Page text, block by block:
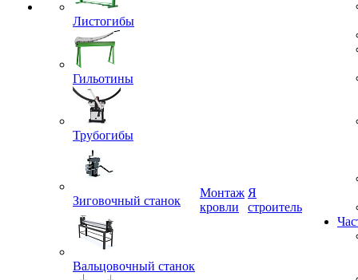
Листогибы
Гильотины
Трубогибы
Зиговочный станок
Вальцовочный станок
кровли
строитель